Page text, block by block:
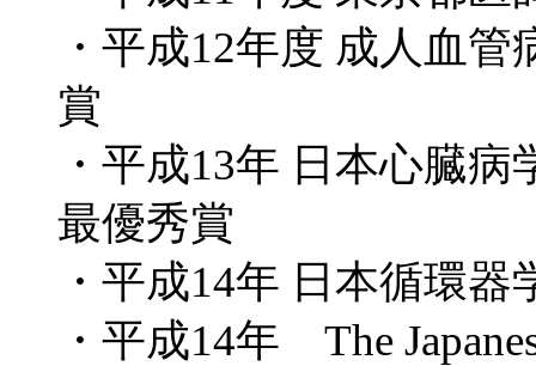
・平成12年度 成人血
賞
・ 平成13年 日本心臓病
最優秀賞
・ 平成14年 日本循環器
・平成14年 The